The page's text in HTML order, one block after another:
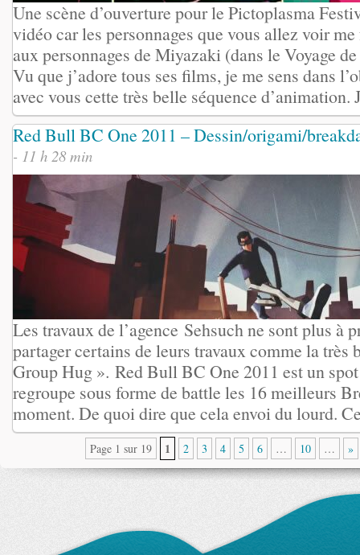
Une scène d’ouverture pour le Pictoplasma
vidéo car les personnages que vous allez voir
aux personnages de Miyazaki (dans le Voyage
Vu que j’adore tous ses films, je me sens dans
avec vous cette très belle séquence d’animation.
Red Bull BC One 2011 – Dessin/origami/
- 11 h 28 min
Les travaux de l’agence Sehsuch ne sont plus à
partager certains de leurs travaux comme la
Group Hug ». Red Bull BC One 2011 est un
regroupe sous forme de battle les 16 meilleurs
moment. De quoi dire que cela envoi du lourd.
Page 1 sur 19 1 2 3 4 5 6 … 10 … »